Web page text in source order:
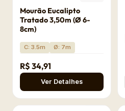
Mourão Eucalipto
Tratado 3,50m (Ø 6-
8cm)
C: 3.5m Ø: 7m
R$ 34,91
Ver Detalhes